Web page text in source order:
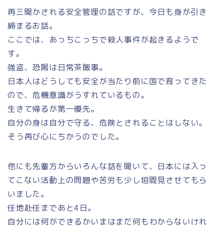
再三聞かされる安全管理の話ですが、今日も身が引き
締まるお話。
ここでは、あっちこっちで殺人事件が起きるようで
す。
強盗、恐喝は日常茶飯事。
日本人はどうしても安全が当たり前に国で育ってきた
ので、危機意識がうすれているもの。
生きて帰るが第一優先。
自分の身は自分で守る、危険とされることはしない。
そう再び心にちかうのでした。
他にも先輩方からいろんな話を聞いて、日本には入っ
てこない活動上の問題や苦労も少し垣間見させてもら
いました。
任地赴任まであと4日。
自分には何ができるかいまはまだ何もわからないけれ